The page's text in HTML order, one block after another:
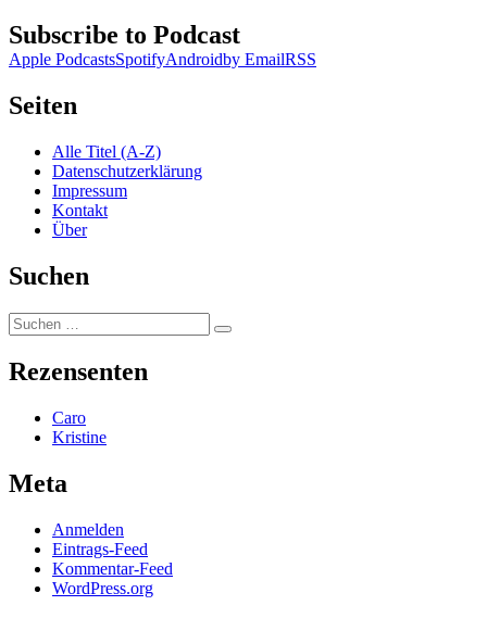
Subscribe to Podcast
Apple PodcastsSpotifyAndroidby EmailRSS
Seiten
Alle Titel (A-Z)
Datenschutzerklärung
Impressum
Kontakt
Über
Suchen
Suchen
nach:
Suchen
Rezensenten
Caro
Kristine
Meta
Anmelden
Eintrags-Feed
Kommentar-Feed
WordPress.org